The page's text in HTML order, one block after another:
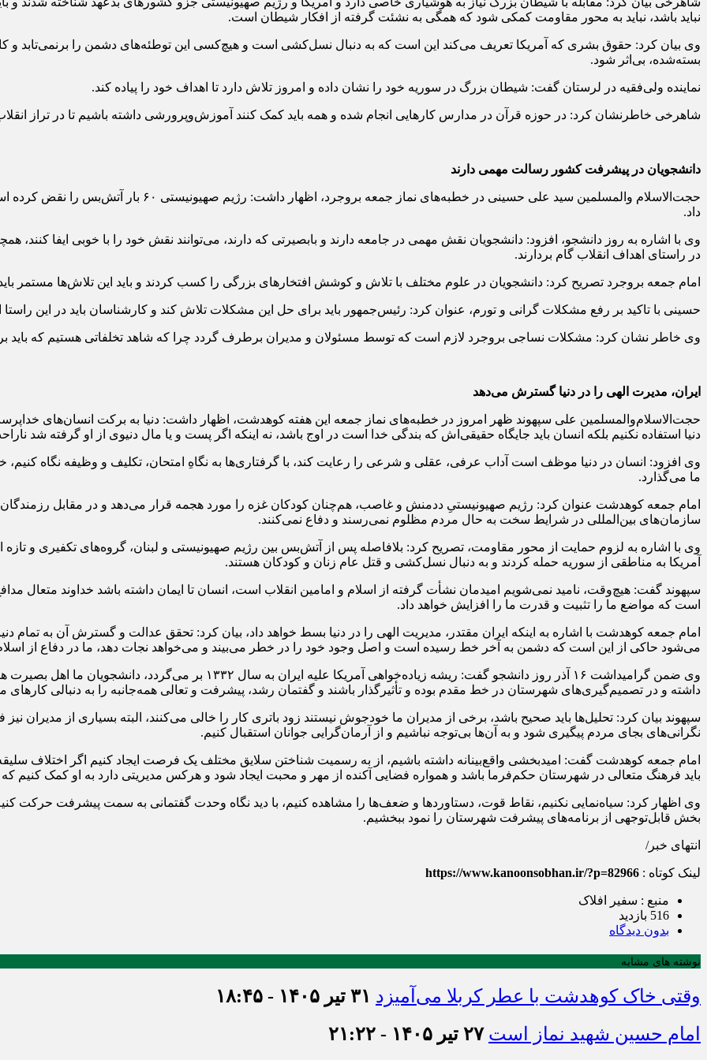
نباید باشد، نباید به محور مقاومت کمکی شود که همگی به نشئت‌ گرفته از افکار شیطان است.
وی بیان کرد: حقوق بشری که آمریکا تعریف می‌کند این است که به دنبال نسل‌کشی است و هیچ‌کسی این توطئه‌های دشمن را برنمی‌تابد و
بسته‌شده، بی‌اثر شود.
نماینده ولی‌فقیه در لرستان گفت: شیطان بزرگ در سوریه خود را نشان داده و امروز تلاش دارد تا اهداف خود را پیاده کند.
شاهرخی خاطرنشان کرد: در حوزه قرآن در مدارس کارهایی انجام شده و همه باید کمک کنند آموزش‌وپرورشی داشته باشیم تا در تراز
دانشجویان در پیشرفت کشور رسالت مهمی دارند
حجت‌الاسلام والمسلمین سید علی حسینی در خطبه‌های
داد.
وی با اشاره به روز دانشجو، افزود: دانشجویان نقش مهمی در جامعه دارند و بابصیرتی که دارند، می‌توانند نقش خود را با خوبی ایفا کنند،
در راستای اهداف انقلاب گام بردارند.
امام جمعه بروجرد تصریح کرد: دانشجویان در علوم مختلف با تلاش و کوشش افتخارهای بزرگی را کسب کردند و باید این تلاش‌ها مستمر باید
حسینی با تاکید بر رفع مشکلات گرانی و تورم، عنوان کرد: رئیس‌جمهور باید برای حل این مشکلات تلاش کند و کارشناسان باید در این راستا
وی خاطر نشان کرد: مشکلات نساجی بروجرد لازم است که توسط مسئولان و مدیران برطرف گردد چرا که شاهد تخلفاتی هستیم که باید
ایران، مدیرت الهی را در دنیا گسترش می‌دهد
حجت‌الاسلام‌والمسلمین علی سپهوند ظهر امروز در خطبه‌های نماز جمعه این هفته کوهدشت، اظهار داشت: دنیا به برکت انسان‌های
دنیا استفاده نکنیم بلکه انسان باید جایگاه حقیقی‌اش که بندگی خدا است در اوج باشد، نه اینکه اگر پست و یا مال دنیوی از او گرفته شد
وی افزود: انسان در دنیا موظف است آداب عرفی، عقلی و شرعی را رعایت کند، با گرفتاری‌ها به نگاهِ امتحان، تکلیف و وظیفه نگاه
ما می‌گذارد.
امام جمعه کوهدشت عنوان کرد: رژیم صهیونیستیِ ددمنش و غاصب، هم‌چنان کودکان غزه را مورد هجمه قرار می‌دهد و در مقابل رزمندگان
سازمان‌های بین‌المللی در شرایط سخت به حال مردم مظلوم نمی‌رسند و دفاع نمی‌کنند.
وی با اشاره به لزوم حمایت از محور مقاومت، تصریح کرد: بلافاصله پس از آتش‌بس بین رژیم صهیونیستی و لبنان، گروه‌های تکفیری و تازه
آمریکا به مناطقی از سوریه حمله کردند و به دنبال نسل‌کشی و قتل عام زنان و کودکان هستند.
سپهوند گفت: هیچ‌وقت، نامید نمی‌شویم امیدمان نشأت گرفته از اسلام و امامین انقلاب است، انسان تا ایمان داشته باشد خداوند متعال
است که مواضع ما را تثبیت و قدرت ما را افزایش خواهد داد.
امام جمعه کوهدشت با اشاره به اینکه ایران مقتدر، مدیریت الهی را در دنیا بسط خواهد داد، بیان کرد: تحقق عدالت و گسترش آن به
می‌شود حاکی از این است که دشمن به آخر خط رسیده است و اصل وجود خود را در خطر می‌بیند و می‌خواهد نجات دهد، ما در دفاع از
وی ضمن گرامیداشت ۱۶ آذر روز دانشجو گفت: ریشه زیاده‌خواهی آمریکا
داشته و در تصمیم‌گیری‌های شهرستان در خط مقدم بوده و تأثیرگذار باشند و گفتمان رشد، پیشرفت و تعالی همه‌جانبه را به دنبالی
سپهوند بیان کرد: تحلیل‌ها باید صحیح باشد، برخی از مدیران ما خودجوش نیستند زود باتری کار را خالی می‌کنند، البته بسیاری از مدیران
نگرانی‌های بجای مردم پیگیری شود و به آن‌ها بی‌توجه نباشیم و از آرمان‌گرایی جوانان استقبال کنیم.
امام جمعه کوهدشت گفت: امیدبخشی واقع‌بینانه داشته باشیم، از به رسمیت شناختن سلایق مختلف یک فرصت ایجاد کنیم اگر اختلاف‌
باید فرهنگ متعالی در شهرستان حکم‌فرما باشد و همواره فضایی آکنده از مهر و محبت ایجاد شود و هرکس مدیریتی دارد به او کمک کنیم
وی اظهار کرد: سیاه‌نمایی نکنیم، نقاط قوت، دستاوردها و ضعف‌ها را مشاهده کنیم، با دید نگاه وحدت گفتمانی به سمت پیشرفت حرکت کنیم،
بخش قابل‌توجهی از برنامه‌های پیشرفت شهرستان را نمود ببخشیم.
انتهای خبر/
لینک کوتاه : https://www.kanoonsobhan.ir/?p=82966
منبع : سفیر افلاک
516 بازدید
بدون دیدگاه
نوشته های مشابه
وقتی خاک کوهدشت با عطر کربلا می‌آمیزد ۳۱ تیر ۱۴۰۵ - ۱۸:۴۵
امام حسین شهید نماز است ۲۷ تیر ۱۴۰۵ - ۲۱:۲۲